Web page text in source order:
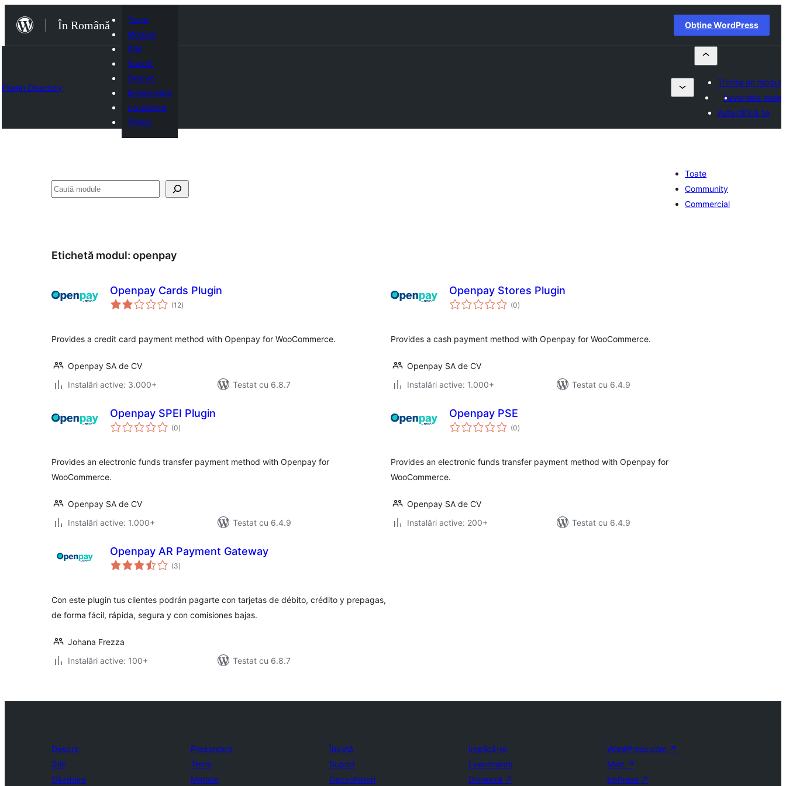
conținut
În Română
Teme
Module
Știri
Suport
Despre
Evenimente
Localizare
Dialog
Obține WordPress
Plugin Directory
Trimite un modul
Favoritele mele
Autentifică-te
Caută
Toate
Community
Commercial
Etichetă modul: openpay
Openpay Cards Plugin
(12total
aprecieri
)
Provides a credit card payment method with Openpay for WooCommerce.
Openpay SA de CV
Instalări active: 3.000+
Testat cu 6.8.7
Openpay Stores Plugin
(0total
aprecieri
)
Provides a cash payment method with Openpay for WooCommerce.
Openpay SA de CV
Instalări active: 1.000+
Testat cu 6.4.9
Openpay SPEI Plugin
(0total
aprecieri
)
Provides an electronic funds transfer payment method with Openpay for
WooCommerce.
Openpay SA de CV
Instalări active: 1.000+
Testat cu 6.4.9
Openpay PSE
(0total
aprecieri
)
Provides an electronic funds transfer payment method with Openpay for
WooCommerce.
Openpay SA de CV
Instalări active: 200+
Testat cu 6.4.9
Openpay AR Payment Gateway
(3total
aprecieri
)
Con este plugin tus clientes podrán pagarte con tarjetas de débito, crédito y prepagas,
de forma fácil, rápida, segura y con comisiones bajas.
Johana Frezza
Instalări active: 100+
Testat cu 6.8.7
Despre
Știri
Găzduire
Prezentare
Teme
Module
Învață
Suport
Dezvoltatori
Implică-te
Evenimente
Donează ↗
WordPress.com ↗
Matt ↗
bbPress ↗